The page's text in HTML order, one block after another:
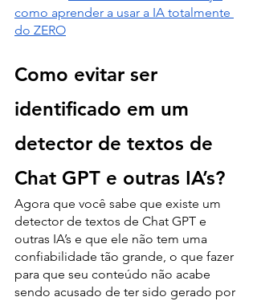
como aprender a usar a IA totalmente
do ZERO
Como evitar ser
identificado em um
detector de textos de
Chat GPT e outras IA’s?
Agora que você sabe que existe um
detector de textos de Chat GPT e
outras IA’s e que ele não tem uma
confiabilidade tão grande, o que fazer
para que seu conteúdo não acabe
sendo acusado de ter sido gerado por